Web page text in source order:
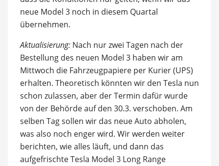
neue Model 3 noch in diesem Quartal
übernehmen.
Aktualisierung:Nach nur zwei Tagen nach der
Bestellung des neuen Model 3 haben wir am
Mittwoch die Fahrzeugpapiere per Kurier (UPS)
erhalten. Theoretisch könnten wir den Tesla nun
schon zulassen, aber der Termin dafür wurde
von der Behörde auf den 30.3. verschoben. Am
selben Tag sollen wir das neue Auto abholen,
was also noch enger wird. Wir werden weiter
berichten, wie alles läuft, und dann das
aufgefrischte Tesla Model 3 Long Range